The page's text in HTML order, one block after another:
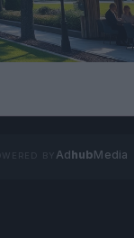
AdhubMedia